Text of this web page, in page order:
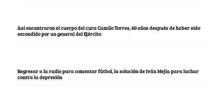
Así encontraron el cuerpo del cura Camilo Torres, 60 años después de haber sido
escondido por un general del Ejército
Regresar a la radio para comentar fútbol, la solución de Iván Mejía para luchar
contra la depresión